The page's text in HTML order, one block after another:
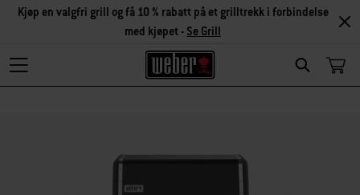
Search
Kjøp en valgfri grill og få 10 % rabatt på et grilltrekk i forbindelse
med kjøpet - Se Grill